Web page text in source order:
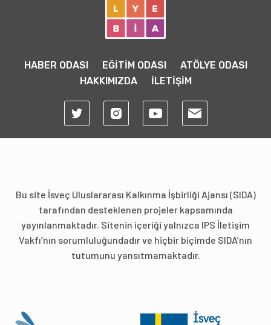
HABER ODASI EĞİTİM ODASI
ATÖLYE ODASI
HAKKIMIZDA
İLETİŞİM
Bu site İsveç Uluslararası Kalkınma İşbirliği Ajansı (SIDA)
tarafından desteklenen projeler kapsamında
yayınlanmaktadır. Sitenin içeriği yalnızca IPS İletişim
Vakfı’nın sorumluluğundadır ve hiçbir biçimde SIDA’nın
tutumunu yansıtmamaktadır.